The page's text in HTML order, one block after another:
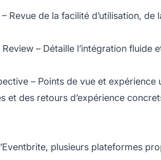
– Revue de la facilité d’utilisation,
– Détaille l’intégration fluide
– Points de vue et expérience
et des retours d’expérience
plusieurs plateformes